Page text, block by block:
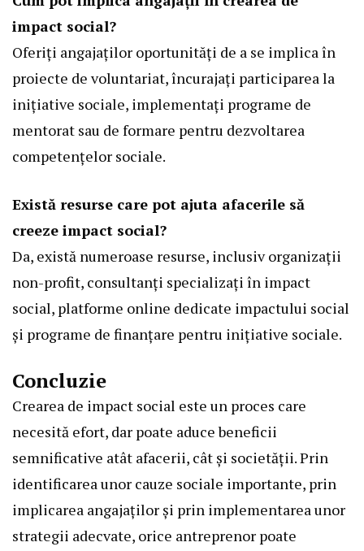
impact social?
Oferiți angajaților oportunități de a se implica în
proiecte de voluntariat, încurajați participarea la
inițiative sociale, implementați programe de
mentorat sau de formare pentru dezvoltarea
competențelor sociale.
Există resurse care pot ajuta afacerile să
creeze impact social?
Da, există numeroase resurse, inclusiv organizații
non-profit, consultanți specializați în impact
social, platforme online dedicate impactului social
și programe de finanțare pentru inițiative sociale.
Concluzie
Crearea de impact social este un proces care
necesită efort, dar poate aduce beneficii
semnificative atât afacerii, cât și societății. Prin
identificarea unor cauze sociale importante, prin
implicarea angajaților și prin implementarea unor
strategii adecvate, orice antreprenor poate